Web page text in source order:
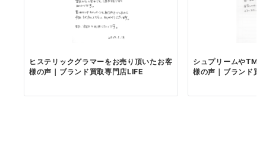
ヒステリックグラマーをお売り頂いたお客
様の声｜ブランド買取専門店LIFE
シュプリームやTMT
様の声｜ブランド買